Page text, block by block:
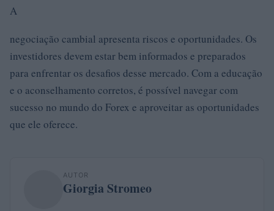
A
negociação cambial apresenta riscos e oportunidades. Os
investidores devem estar bem informados e preparados
para enfrentar os desafios desse mercado. Com a educação
e o aconselhamento corretos, é possível navegar com
sucesso no mundo do Forex e aproveitar as oportunidades
que ele oferece.
AUTOR
Giorgia Stromeo